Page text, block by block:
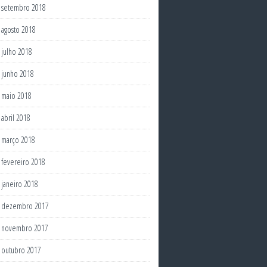
setembro 2018
agosto 2018
julho 2018
junho 2018
maio 2018
abril 2018
março 2018
fevereiro 2018
janeiro 2018
dezembro 2017
novembro 2017
outubro 2017